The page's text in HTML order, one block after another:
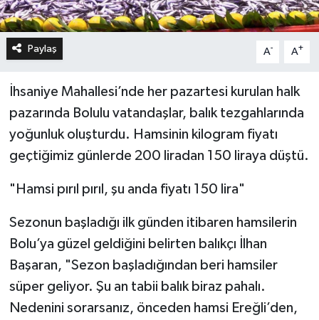
Paylaş A- A+
İhsaniye Mahallesi’nde her pazartesi kurulan halk
pazarında Bolulu vatandaşlar, balık tezgahlarında
yoğunluk oluşturdu. Hamsinin kilogram fiyatı
geçtiğimiz günlerde 200 liradan 150 liraya düştü.
"Hamsi pırıl pırıl, şu anda fiyatı 150 lira"
Sezonun başladığı ilk günden itibaren hamsilerin
Bolu’ya güzel geldiğini belirten balıkçı İlhan
Başaran, "Sezon başladığından beri hamsiler
süper geliyor. Şu an tabii balık biraz pahalı.
Nedenini sorarsanız, önceden hamsi Ereğli’den,